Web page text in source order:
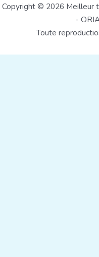
Copyright © 2026 Meilleur
-
Toute